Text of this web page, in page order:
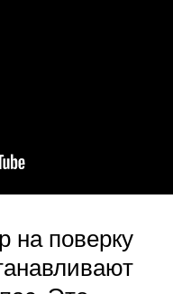
на поверку